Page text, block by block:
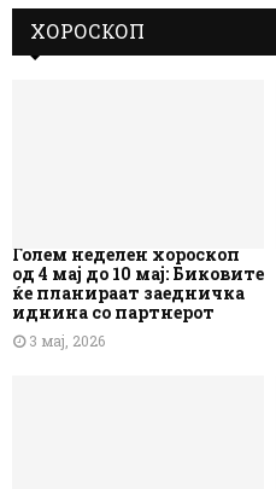
ХОРОСКОП
Голем неделен хороскоп
од 4 мај до 10 мај: Биковите
ќе планираат заедничка
иднина со партнерот
3 мај, 2026